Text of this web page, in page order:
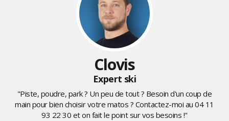
Clovis
Expert ski
"Piste, poudre, park ? Un peu de tout ? Besoin d'un coup de
main pour bien choisir votre matos ? Contactez-moi au04 11
93 22 30 et on fait le point sur vos besoins !"